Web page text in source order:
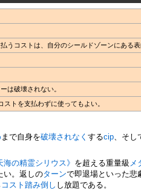
コストは、自分のシールドゾーンにある
は破壊されない。
トを支払わずに使ってもよい。
まで自身を破壊されなくするcip、そし
海の精霊シリウス》 を超える重量級 メ
い。返しのターンで即退場といった悲
コスト踏み倒し し放題である。